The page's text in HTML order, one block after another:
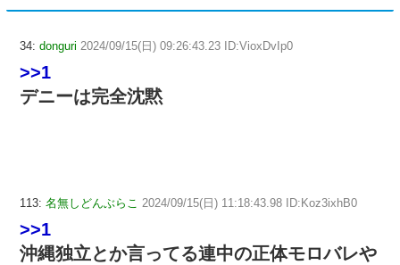
34: donguri 2024/09/15(日) 09:26:43.23 ID:VioxDvIp0
>>1
デニーは完全沈黙
113: 名無しどんぶらこ 2024/09/15(日) 11:18:43.98 ID:Koz3ixhB0
>>1
沖縄独立とか言ってる連中の正体モロバレや